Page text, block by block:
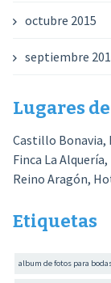
octubre 2015
septiembre
Lugares
Castillo Bonavia,
Finca La
Reino Aragón,
Etiquetas
album de fotos para